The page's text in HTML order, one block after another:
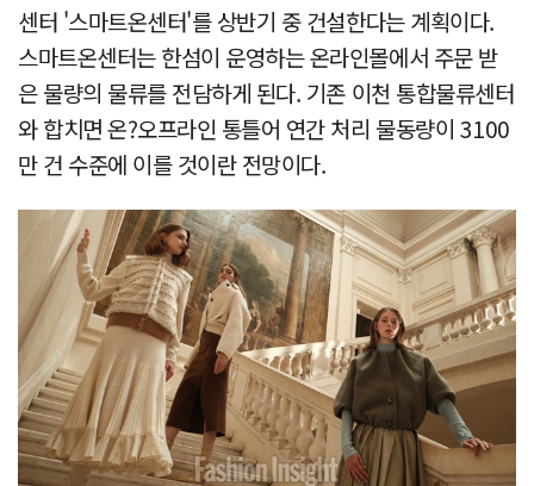
센터 '스마트온센터'를 상반기 중 건설한다는 계획이다.
스마트온센터는 한섬이 운영하는 온라인몰에서 주문 받
은 물량의 물류를 전담하게 된다. 기존 이천 통합물류센터
와 합치면 온?오프라인 통틀어 연간 처리 물동량이 3100
만 건 수준에 이를 것이란 전망이다.